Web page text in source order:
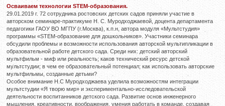
Осваиваем технологии STEM-образования.
29.01.2019 г. 72 сотрудника ростовских детских садов приняли участие в
авторском семинаре-практикуме Н. С. Муродходжаевой, доцента департамента
педагогики ГАОУ ВО МГПУ (г.Москва), к.п.н, автора модуля «Мультстудия»
программы «STEM-образование для дошкольников». Участники семинара
обсудили проблемы и возможности использования авторской мультипликации в
образовательной работе детского сада. Среди них: детский авторский
мультфильм - миф или реальность; каков технический ресурс детской
мультстудии; в чем ее образовательный потенциал; как использовать авторские
мультфильмы, созданные детьми?
Особое внимание Н.С Муродходжаева уделила возможностям интеграции
мультстудии «Я творю мир» и экспериментально-исследовательской
деятельности воспитанников детского сада. Развитие основ инженерного
мышления, креативности, воображения, умения работать в команде, создавая